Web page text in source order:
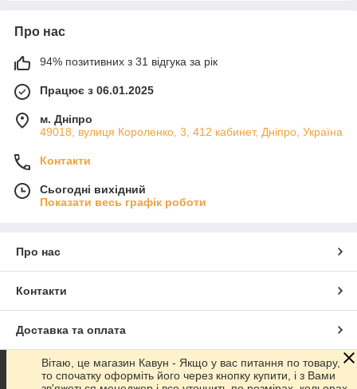
Про нас
94% позитивних з 31 відгука за рік
Працює з 06.01.2025
м. Дніпро
49018, вулиця Короленко, 3, 412 кабинет, Дніпро, Україна
Контакти
Сьогодні вихідний
Показати весь графік роботи
Про нас
Контакти
Доставка та оплата
Графік роботи
Вітаю, це магазин Кавун - Якщо у вас питання по товару,
то спочатку оформіть його через кнопку купити, і з Вами